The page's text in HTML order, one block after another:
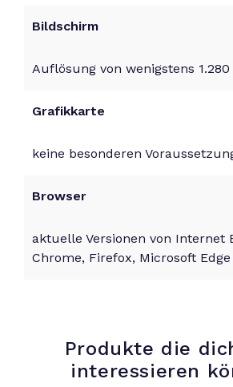
Bildschirm
Auflösung von wenigstens
Grafikkarte
keine besonderen
Browser
aktuelle Versionen von Internet
Chrome, Firefox, Microsoft
Produkte die
interessieren